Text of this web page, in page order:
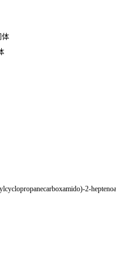
体
2-